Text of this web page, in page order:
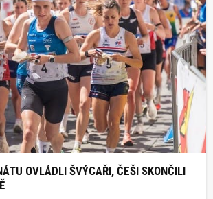
OVLÁDLI ŠVÝCAŘI, ČEŠI SKONČILI